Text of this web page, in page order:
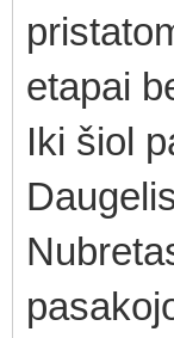
etapai
Iki šiol